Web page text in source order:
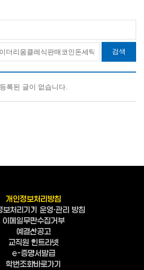
검색
등록된 글이 없습니다.
개인정보처리방침
보처리기기 운영·관리 방침
이메일무단수집거부
예결산공고
교직원 인트라넷
e-증명서발급
학번조회바로가기